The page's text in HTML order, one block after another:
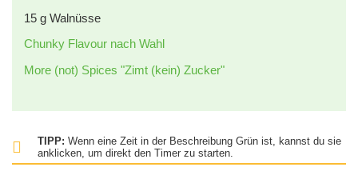
15 g Walnüsse
Chunky Flavour nach Wahl
More (not) Spices "Zimt (kein) Zucker"
TIPP: Wenn eine Zeit in der Beschreibung Grün ist, kannst du sie
anklicken, um direkt den Timer zu starten.